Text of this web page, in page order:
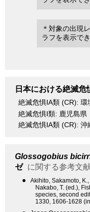
＊対象の出現
ラフを表示でき
日本における絶滅危
絶滅危惧ⅠA類 (CR): 環
絶滅危惧Ⅰ類: 鹿児島県
絶滅危惧ⅠA類 (CR): 沖
Glossogobius
ゼ に関する参考文
●
Akihito, Sakamoto,
Nakabo, T. (ed.),
species, second
1330, 1606-1628